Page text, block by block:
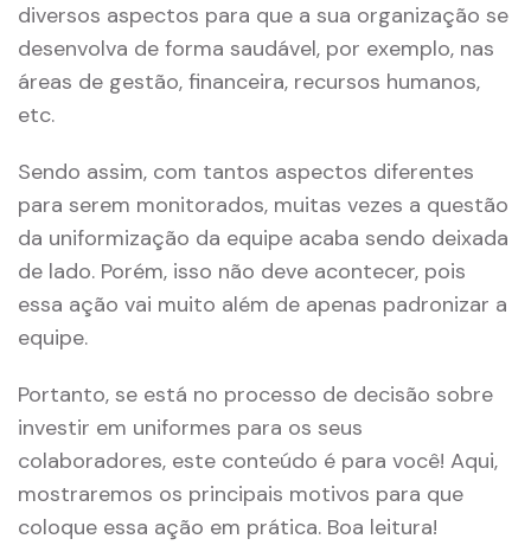
diversos aspectos para que a sua organização se
desenvolva de forma saudável, por exemplo, nas
áreas de gestão, financeira, recursos humanos,
etc.
Sendo assim, com tantos aspectos diferentes
para serem monitorados, muitas vezes a questão
da uniformização da equipe acaba sendo deixada
de lado. Porém, isso não deve acontecer, pois
essa ação vai muito além de apenas padronizar a
equipe.
Portanto, se está no processo de decisão sobre
investir em uniformes para os seus
colaboradores, este conteúdo é para você! Aqui,
mostraremos os principais motivos para que
coloque essa ação em prática. Boa leitura!